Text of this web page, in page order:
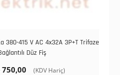
380-415 V AC 4x32A 3P+T Trifaze
Düz Fiş
750,00
Şu
(KDV Hariç)